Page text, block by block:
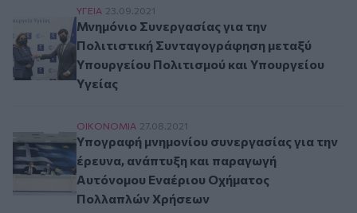
Μνημόνιο Συνεργασίας για την Πολιτιστική
ΥΓΕΙΑ 23.09.2021
Μνημόνιο Συνεργασίας για την
Πολιτιστική Συνταγογράφηση μεταξύ
Υπουργείου Πολιτισμού και Υπουργείου
Υγείας
Υπογραφή μνημονίου συνεργασίας για την
ΟΙΚΟΝΟΜΙΑ 27.08.2021
Υπογραφή μνημονίου συνεργασίας για την
έρευνα, ανάπτυξη και παραγωγή
Αυτόνομου Εναέριου Οχήματος
Πολλαπλών Χρήσεων